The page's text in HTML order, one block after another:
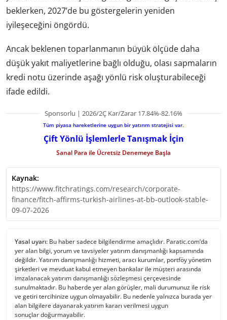
beklerken, 2027’de bu göstergelerin yeniden
iyileşeceğini öngördü.
Ancak beklenen toparlanmanın büyük ölçüde daha
düşük yakıt maliyetlerine bağlı olduğu, olası sapmaların
kredi notu üzerinde aşağı yönlü risk oluşturabileceği
ifade edildi.
Sponsorlu | 2026/2Ç Kar/Zarar 17.84%-82.16%
Tüm piyasa hareketlerine uygun bir yatırım stratejisi var.
Çift Yönlü İşlemlerle Tanışmak İçin
Sanal Para ile Ücretsiz Denemeye Başla
Kaynak:
https://www.fitchratings.com/research/corporate-
finance/fitch-affirms-turkish-airlines-at-bb-outlook-stable-
09-07-2026
Yasal uyarı: Bu haber sadece bilgilendirme amaçlıdır. Paratic.com’da
yer alan bilgi, yorum ve tavsiyeler yatırım danışmanlığı kapsamında
değildir. Yatırım danışmanlığı hizmeti, aracı kurumlar, portföy yönetim
şirketleri ve mevduat kabul etmeyen bankalar ile müşteri arasında
imzalanacak yatırım danışmanlığı sözleşmesi çerçevesinde
sunulmaktadır. Bu haberde yer alan görüşler, mali durumunuz ile risk
ve getiri tercihinize uygun olmayabilir. Bu nedenle yalnızca burada yer
alan bilgilere dayanarak yatırım kararı verilmesi uygun
sonuçlar doğurmayabilir.